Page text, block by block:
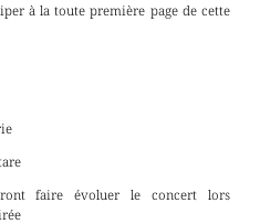
à la toute première page de cette
faire évoluer le concert lors